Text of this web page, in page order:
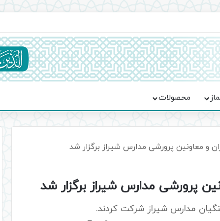
در موکب فاطمه الزهرا (س)
محصولات
و معاونین پرورشی مدارس شیراز برگزار شد
پرورشی مدارس شیراز برگزار شد